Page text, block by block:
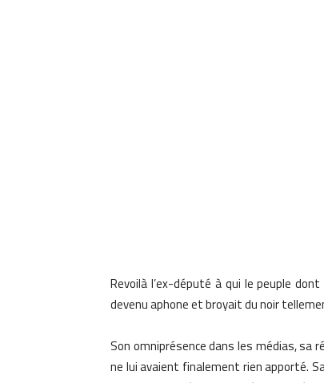
Revoilà l’ex-député à qui le peuple
devenu aphone et broyait du noir
Son omniprésence dans les médias,
ne lui avaient finalement rien apporté.